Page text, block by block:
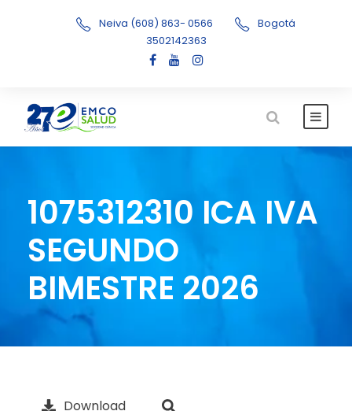
Neiva (608) 863- 0566
Bogotá
3502142363
1075312310 ICA IVA
SEGUNDO
BIMESTRE 2026
Download